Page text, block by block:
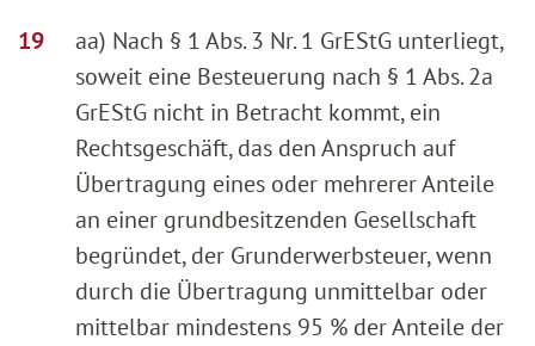
aa) Nach § 1 Abs. 3 Nr. 1 GrEStG unterliegt,
soweit eine Besteuerung nach § 1 Abs. 2a
GrEStG nicht in Betracht kommt, ein
Rechtsgeschäft, das den Anspruch auf
Übertragung eines oder mehrerer Anteile
an einer grundbesitzenden Gesellschaft
begründet, der Grunderwerbsteuer, wenn
durch die Übertragung unmittelbar oder
mittelbar mindestens 95 % der Anteile der